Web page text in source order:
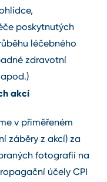
poskytnutých
léčebného
zdravotní
akcí
v přiměřeném
záběry z akcí) za
fotografií na
účely CPI